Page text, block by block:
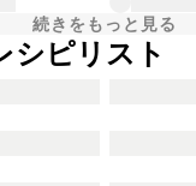
続きをもっと見る
シピリスト